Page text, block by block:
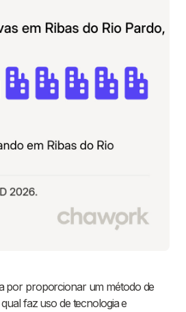
por proporcionar um método de
faz uso de tecnologia e